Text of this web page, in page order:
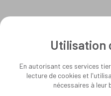
Utilisation
En autorisant ces services
lecture de cookies et
nécessaires à leur